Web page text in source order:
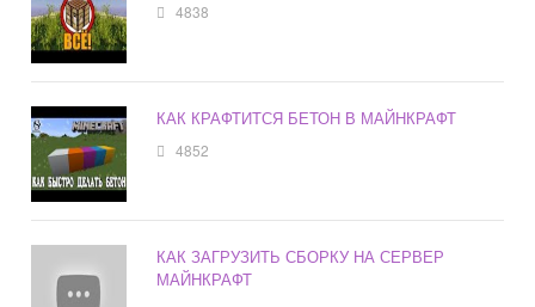
4838
КАК КРАФТИТСЯ БЕТОН В МАЙНКРАФТ
4852
КАК ЗАГРУЗИТЬ СБОРКУ НА СЕРВЕР
МАЙНКРАФТ